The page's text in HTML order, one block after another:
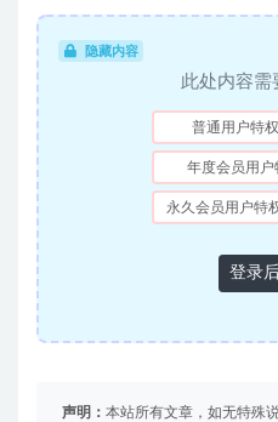
隐藏内容
此处内容需
普通用户特权
年度会员用户
永久会员用户特
登录
声明： 本站所有文章，如无特殊